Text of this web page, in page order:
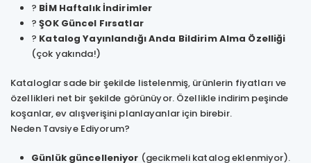
? BİM Haftalık İndirimler
?ŞOK Güncel Fırsatlar
? Katalog Yayınlandığı Anda Bildirim Alma Özelliği
(çok yakında!)
Kataloglar sade bir şekilde listelenmiş, ürünlerin fiyatları ve
özellikleri net bir şekilde görünüyor. Özellikle indirim peşinde
koşanlar, ev alışverişini planlayanlar için birebir.
Neden Tavsiye Ediyorum?
Günlük güncelleniyor (gecikmeli katalog eklenmiyor).